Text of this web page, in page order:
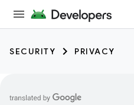
SECURITY PRIVACY